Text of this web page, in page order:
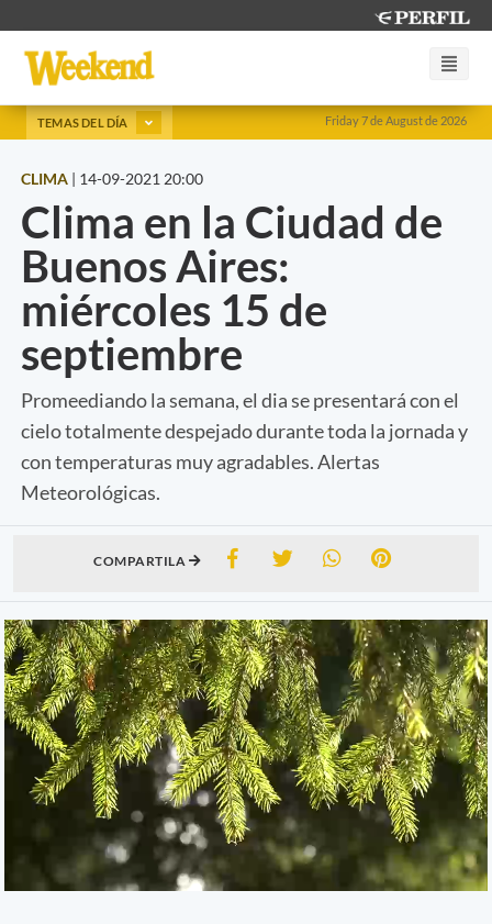
Friday 7 de August de 2026
TEMAS DEL DÍA
CLIMA | 14-09-2021 20:00
Clima en la Ciudad de
Buenos Aires:
miércoles 15 de
septiembre
Promeediando la semana, el dia se presentará con el
cielo totalmente despejado durante toda la jornada y
con temperaturas muy agradables. Alertas
Meteorológicas.
COMPARTILA